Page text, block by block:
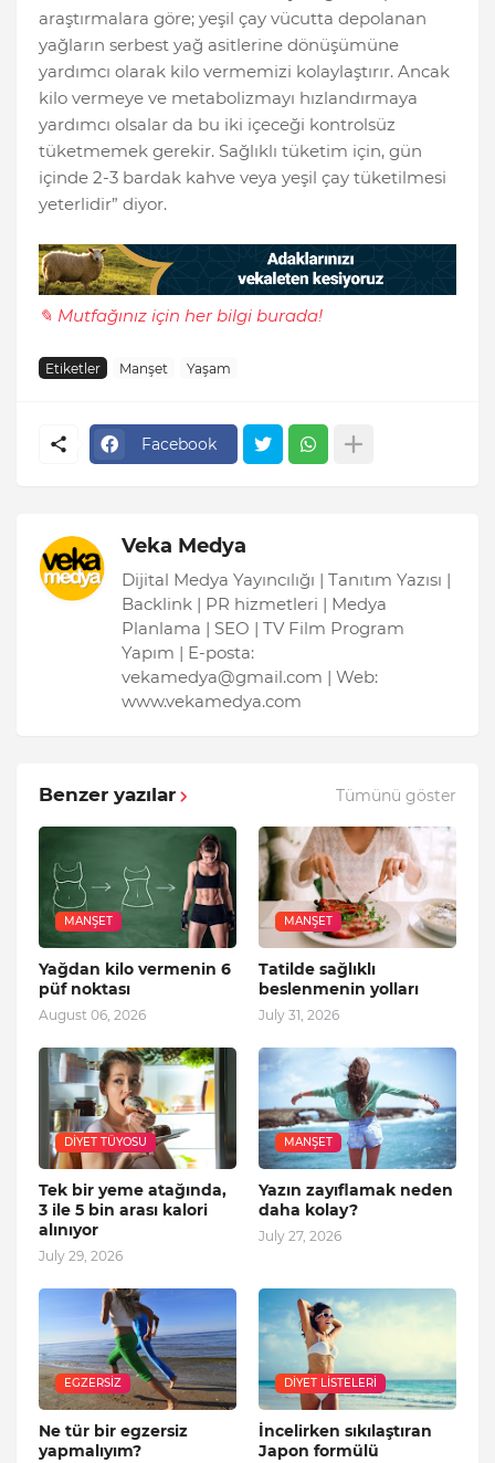
araştırmalara göre; yeşil çay vücutta depolanan
yağların serbest yağ asitlerine dönüşümüne
yardımcı olarak kilo vermemizi kolaylaştırır. Ancak
kilo vermeye ve metabolizmayı hızlandırmaya
yardımcı olsalar da bu iki içeceği kontrolsüz
tüketmemek gerekir. Sağlıklı tüketim için, gün
içinde 2-3 bardak kahve veya yeşil çay tüketilmesi
yeterlidir” diyor.
✎ Mutfağınız için her bilgi burada!
Etiketler Manşet Yaşam
Facebook
Veka Medya
Dijital Medya Yayıncılığı | Tanıtım Yazısı |
Backlink | PR hizmetleri | Medya
Planlama | SEO | TV Film Program
Yapım | E-posta:
vekamedya@gmail.com | Web:
www.vekamedya.com
Benzer yazılar Tümünü göster
MANŞET
Yağdan kilo vermenin 6
püf noktası
August 06, 2026
MANŞET
Tatilde sağlıklı
beslenmenin yolları
July 31, 2026
DIYET TÜYOSU
Tek bir yeme atağında,
3 ile 5 bin arası kalori
alınıyor
July 29, 2026
MANŞET
Yazın zayıflamak neden
daha kolay?
July 27, 2026
EGZERSIZ
Ne tür bir egzersiz
yapmalıyım?
DIYET LISTELERI
İncelirken sıkılaştıran
Japon formülü